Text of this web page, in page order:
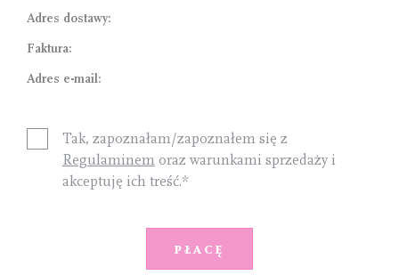
Adres dostawy:
Faktura:
Adres e-mail:
Tak, zapoznałam/zapoznałem się z
Regulaminem oraz warunkami sprzedaży i
akceptuję ich treść.*
Płacę